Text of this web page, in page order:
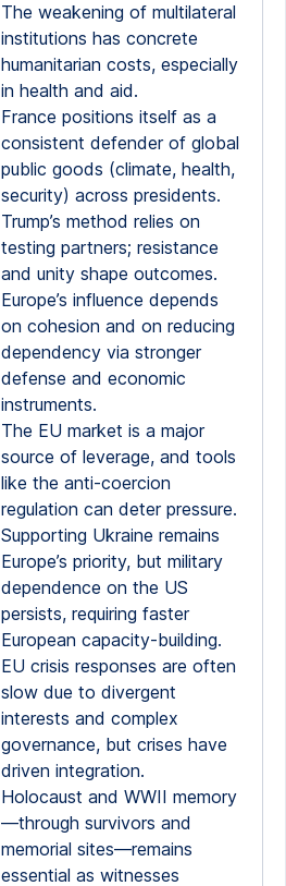
The weakening of multilateral
institutions has concrete
humanitarian costs, especially
in health and aid.
France positions itself as a
consistent defender of global
public goods (climate, health,
security) across presidents.
Trump’s method relies on
testing partners; resistance
and unity shape outcomes.
Europe’s influence depends
on cohesion and on reducing
dependency via stronger
defense and economic
instruments.
The EU market is a major
source of leverage, and tools
like the anti-coercion
regulation can deter pressure.
Supporting Ukraine remains
Europe’s priority, but military
dependence on the US
persists, requiring faster
European capacity-building.
EU crisis responses are often
slow due to divergent
interests and complex
governance, but crises have
driven integration.
Holocaust and WWII memory
—through survivors and
memorial sites—remains
essential as witnesses